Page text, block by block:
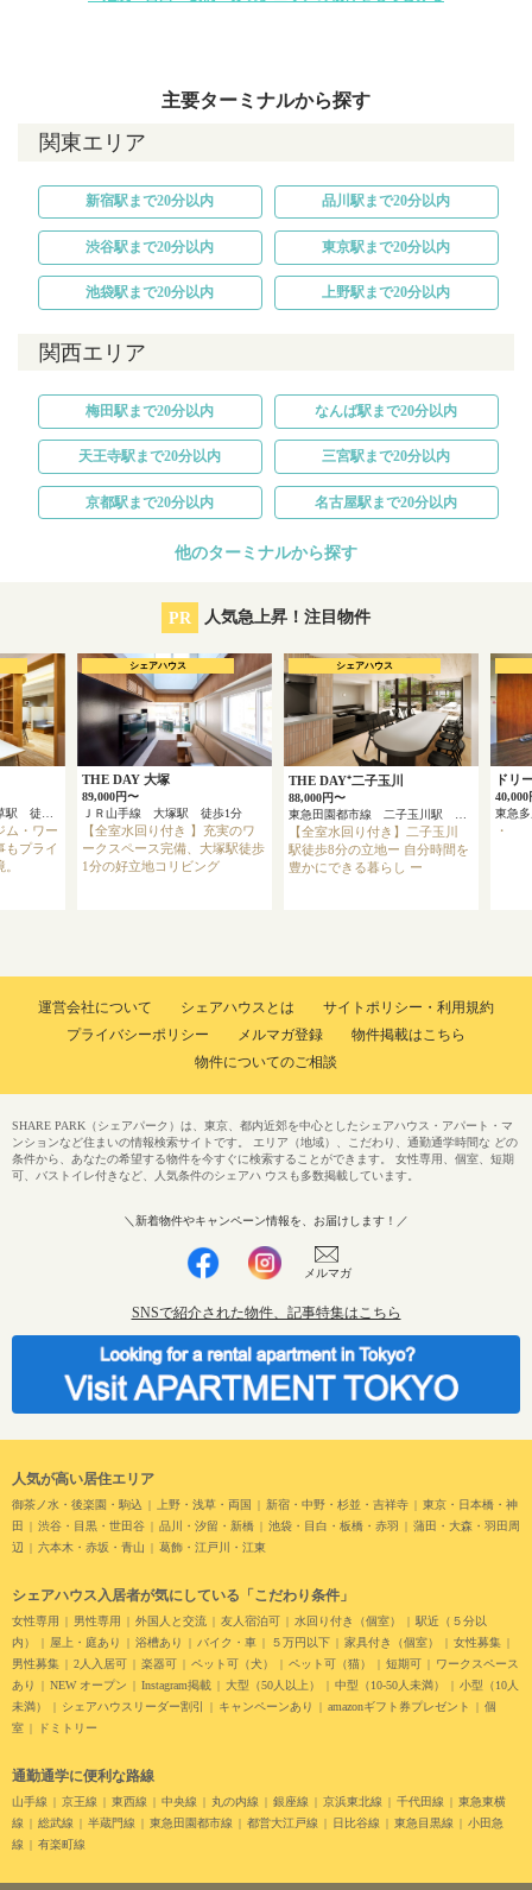
主要ターミナルから探す
関東エリア
新宿駅まで20分以内 品川駅まで20分以内
渋谷駅まで20分以内 東京駅まで20分以内
池袋駅まで20分以内 上野駅まで20分以内
関西エリア
梅田駅まで20分以内 なんば駅まで20分以内
天王寺駅まで20分以内 三宮駅まで20分以内
京都駅まで20分以内 名古屋駅まで20分以内
他のターミナルから探す
PR 人気急上昇！注目物件
東京メトロ銀座線 浅草駅 徒歩4分
ム・ワー
もプライ
THE DAY 大塚
89,000円〜
ＪＲ山手線 大塚駅 徒歩1分
【全室水回り付き 】充実のワ
ークスペース完備、大塚駅徒歩
1分の好立地コリビング
シェアハウス
THE DAY⁺二子玉川
88,000円〜
東急田園都市線 二子玉川駅 徒歩8分
【全室水回り付き】二子玉川
駅徒歩8分の立地ー 自分時間を
豊かにできる暮らし ー
シェアハウス
ドリ
40,000
・
運営会社について シェアハウスとは
サイトポリシー・利用規約
プライバシーポリシー
メルマガ登録
物件掲載はこちら
物件についてのご相談
人気が高い居住エリア
御茶ノ水・後楽園・駒込 上野・浅草・両国 新宿・中野・杉並・吉祥寺
東京・日本橋・神
田
渋谷・目黒・世田谷 品川・汐留・新橋 池袋・目白・板橋・赤羽
蒲田・大森・羽田周
辺
六本木・赤坂・青山 葛飾・江戸川・江東
シェアハウス入居者が気にしている「こだわり条件」
女性専用 男性専用 外国人と交流 友人宿泊可 水回り付き（個室）
駅近（５分以
内）
屋上・庭あり 浴槽あり バイク・車 ５万円以下 家具付き（個室）
女性募集
男性募集
2人入居可 楽器可 ペット可（犬） ペット可（猫） 短期可
ワークスペース
あり
NEW オープン Instagram掲載 大型（50人以上） 中型（10-50人未満）
小型（10人
未満）
シェアハウスリーダー割引 キャンペーンあり amazonギフト券プレゼント
個
室
ドミトリー
通勤通学に便利な路線
山手線 京王線 東西線 中央線 丸の内線 銀座線 京浜東北線 千代田線
東急東横
線
総武線 半蔵門線 東急田園都市線 都営大江戸線 日比谷線 東急目黒線
小田急
線
有楽町線
SHARE PARK（シェアパーク）は、東京、都内近郊を中心としたシェアハウス・アパート・マ
ンションなど住まいの情報検索サイトです。 エリア（地域）、こだわり、通勤通学時間な どの
条件から、あなたの希望する物件を今すぐに検索することができます。 女性専用、個室、短期
可、バストイレ付きなど、人気条件のシェアハ ウスも多数掲載しています。
＼新着物件やキャンペーン情報を、お届けします！／
メルマガ
SNSで紹介された物件、記事特集はこちら